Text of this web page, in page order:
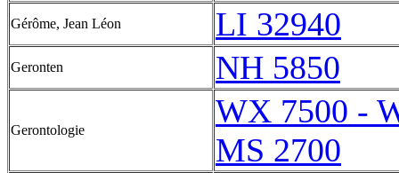
Gérôme, Jean Léon LI 32940
Geronten NH 5850
Gerontologie
WX 7500 -
MS 2700